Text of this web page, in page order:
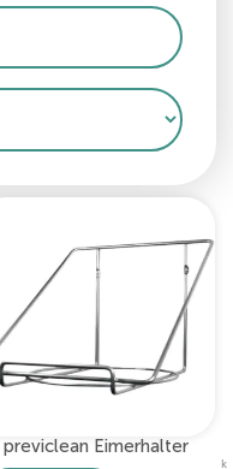
previclean Eimerhalter
k